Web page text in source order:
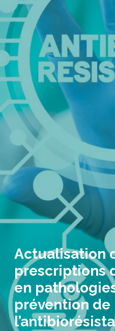
Actualisation
prescriptions
en
prévention de